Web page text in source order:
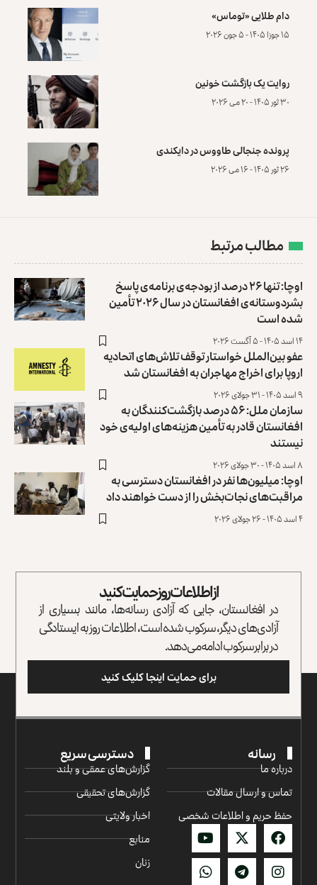
دام طلایی «توماس»
۱۵ جوزا ۱۴۰۵ - ۵ جون ۲۰۲۶
روایت یک بازگشت خونین
۳۰ ثور ۱۴۰۵ - ۲۰ می ۲۰۲۶
پرونده‌ جنجالی طاووس در دایکندی
۲۶ ثور ۱۴۰۵ - ۱۶ می ۲۰۲۶
مطالب مرتبط
اوچا: تنها ۲۶ درصد از بودجه‌ی برنامه‌ی پاسخ
بشردوستانه‌ی افغانستان در سال ۲۰۲۶ تأمین
شده است
۱۴ اسد ۱۴۰۵ - ۵ آگست ۲۰۲۶
عفو بین‌الملل خواستار توقف تلاش‌های اتحادیه
اروپا برای اخراج مهاجران به افغانستان شد
۹ اسد ۱۴۰۵ - ۳۱ جولای ۲۰۲۶
سازمان ملل: ۵۶ درصد بازگشت‌کنندگان به
افغانستان قادر به تأمین هزینه‌های اولیه‌ی خود
نیستند
۸ اسد ۱۴۰۵ - ۳۰ جولای ۲۰۲۶
اوچا: میلیون‌ها نفر در افغانستان دسترسی به
مراقبت‌های نجات‌بخش را از دست خواهند داد
۴ اسد ۱۴۰۵ - ۲۶ جولای ۲۰۲۶
از اطلاعات روز حمایت کنید
در افغانستان، جایی که آزادی رسانه‌ها، مانند بسیاری از
آزادی‌های دیگر، سرکوب شده است، اطلاعات روز به ایستادگی
در برابر سرکوب ادامه می‌دهد.
برای حمایت اینجا کلیک کنید
رسانه
درباره ما
تماس و ارسال مقالات
حفظ حریم و اطلاعات شخصی
دسترسی سریع
گزارش‌‌های عمقی و بلند
گزارش‌های تحقیقی
اخبار ولایتی
منابع
زنان